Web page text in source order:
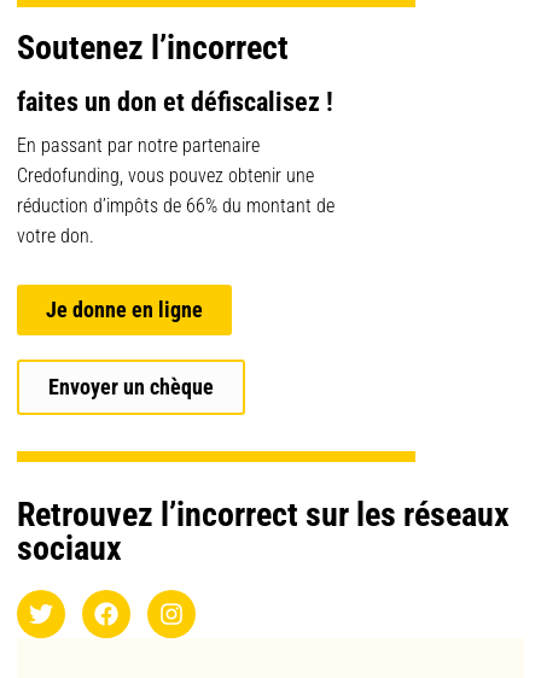
Soutenez l’incorrect
faites un don et défiscalisez !
En passant par notre partenaire
Credofunding, vous pouvez obtenir une
réduction d’impôts de 66% du montant de
votre don.
Je donne en ligne
Envoyer un chèque
Retrouvez l’incorrect sur les réseaux
sociaux